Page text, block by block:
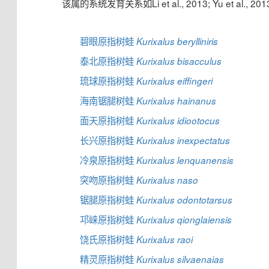
该属的系统发育关系如Li et al., 2013; Yu et al.,
碧眼原指树蛙Kurixalus berylliniris
泰北原指树蛙Kurixalus bisacculus
琉球原指树蛙Kurixalus eiffingeri
海南锯腿树蛙Kurixalus hainanus
面天原指树蛙Kurixalus idiootocus
长兴原指树蛙Kurixalus inexpectatus
冷泉原指树蛙Kurixalus lenquanensis
突吻原指树蛙Kurixalus naso
锯腿原指树蛙Kurixalus odontotarsus
邛崃原指树蛙Kurixalus qionglaiensis
饶氏原指树蛙Kurixalus raoi
精灵原指树蛙Kurixalus silvaenaias